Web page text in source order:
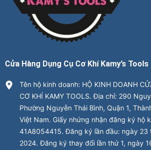
Cửa Hàng Dụng Cụ Cơ Khí Kamy’s Tools
Tên hộ kinh doanh: HỘ KINH DOANH
CƠ KHÍ KAMY TOOLS. Địa chỉ: 290
Phường Nguyễn Thái Bình, Quận 1,
Việt Nam. Giấy nhứng nhận đăng ký hộ
41A8054415. Đăng ký lần đầu: ngày 23
2024. Đăng ký thay đổi lần thứ 1, ngày